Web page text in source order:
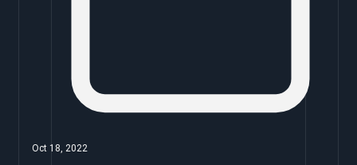
Oct 18, 2022